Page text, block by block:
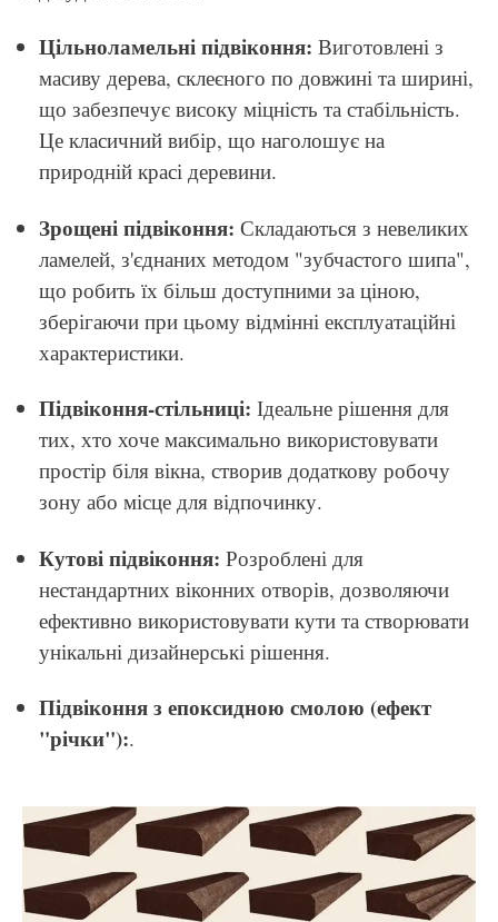
Цільноламельні підвіконня: Виготовлені з
масиву дерева, склеєного по довжині та ширині,
що забезпечує високу міцність та стабільність.
Це класичний вибір, що наголошує на
природній красі деревини.
Зрощені підвіконня: Складаються з невеликих
ламелей, з'єднаних методом "зубчастого шипа",
що робить їх більш доступними за ціною,
зберігаючи при цьому відмінні експлуатаційні
характеристики.
Підвіконня-стільниці: Ідеальне рішення для
тих, хто хоче максимально використовувати
простір біля вікна, створив додаткову робочу
зону або місце для відпочинку.
Кутові підвіконня: Розроблені для
нестандартних віконних отворів, дозволяючи
ефективно використовувати кути та створювати
унікальні дизайнерські рішення.
Підвіконня з епоксидною смолою (ефект
"річки"):.